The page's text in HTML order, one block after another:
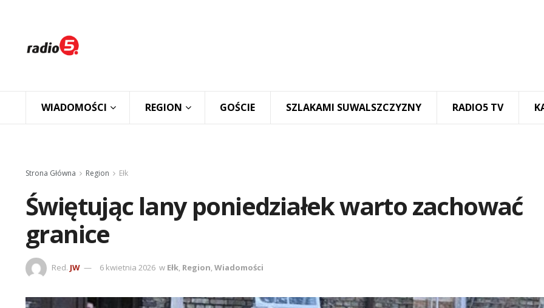
WIADOMOŚCI REGION GOŚCIE SZLAKAMI SUWALSZCZYZNY RADIO5 TV
Strona Główna Region Ełk
Świętując lany poniedziałek warto zachować
granice
Red. JW 6 kwietnia 2026 w Ełk, Region,Wiadomości